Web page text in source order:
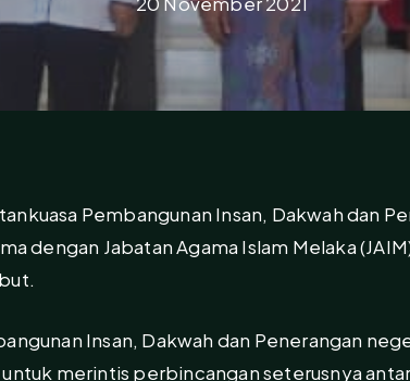
Pembangunan Insan, Dakwah dan
dengan Jabatan Agama Islam Melaka
Insan, Dakwah dan Penerangan
merintis perbincangan seterusnya